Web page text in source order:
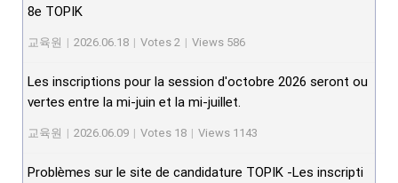
8e TOPIK
교육원 | 2026.06.18 | Votes 2 | Views 586
Les inscriptions pour la session d'octobre 2026 seront ou
vertes entre la mi-juin et la mi-juillet.
교육원 | 2026.06.09 | Votes 18 | Views 1143
Problèmes sur le site de candidature TOPIK -Les inscripti